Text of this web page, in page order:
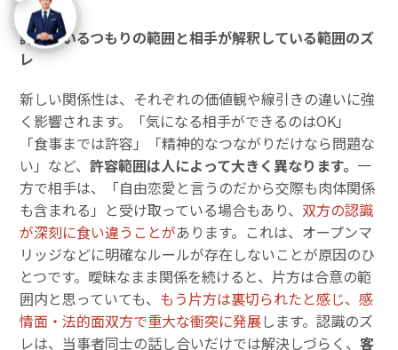
許しているつもりの範囲と相手が解釈している範囲のズ
レ
新しい関係性は、それぞれの価値観や線引きの違いに強
く影響されます。「気になる相手ができるのはOK」
「食事までは許容」「精神的なつながりだけなら問題な
い」など、許容範囲は人によって大きく異なります。 一
方で相手は、「自由恋愛と言うのだから交際も肉体関係
も含まれる」と受け取っている場合もあり、 双方の認識
が深刻に食い違うことがあります。これは、オープンマ
リッジなどに明確なルールが存在しないことが原因のひ
とつです。曖昧なまま関係を続けると、片方は合意の範
囲内と思っていても、 もう片方は裏切られたと感じ、感
情面・法的面双方で重大な衝突に発展します。認識のズ
レは、当事者同士の話し合いだけでは解決しづらく、客